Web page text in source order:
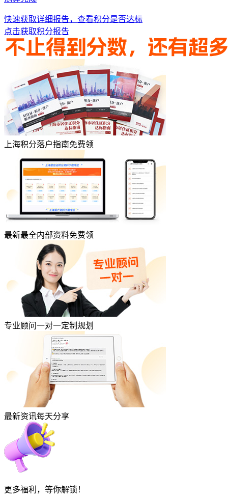
快速获取详细报告，查看积分是否达标
点击获取积分报告
上海积分落户指南免费领
最新最全内部资料免费领
专业顾问一对一定制规划
最新资讯每天分享
更多福利，等你解锁！